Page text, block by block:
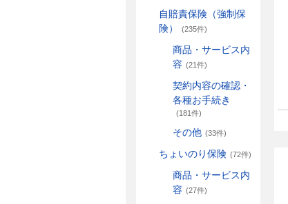
自賠責保険（強制保
険）
(235件)
商品・サービス内
容 (21件)
契約内容の確認・
各種お手続き
(181件)
その他 (33件)
ちょいのり保険 (72件)
商品・サービス内
容 (27件)